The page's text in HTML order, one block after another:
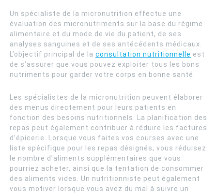
Un spécialiste de la micronutrition effectue une
évaluation des micronutriments sur la base du régime
alimentaire et du mode de vie du patient, de ses
analyses sanguines et de ses antécédents médicaux.
L’objectif principal de la consultation nutritionnelle est
de s’assurer que vous pouvez exploiter tous les bons
nutriments pour garder votre corps en bonne santé.
Les spécialistes de la micronutrition peuvent élaborer
des menus directement pour leurs patients en
fonction des besoins nutritionnels. La planification des
repas peut également contribuer à réduire les factures
d’épicerie. Lorsque vous faites vos courses avec une
liste spécifique pour les repas désignés, vous réduisez
le nombre d’aliments supplémentaires que vous
pourriez acheter, ainsi que la tentation de consommer
des aliments vides. Un nutritionniste peut également
vous motiver lorsque vous avez du mal à suivre un